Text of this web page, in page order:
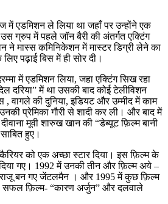
में एडमिशन ले लिया था जहाँ पर उन्होंने एक
ग्रुप में पहले जॉन बैरी की अंतर्गत एक्टिंग
ने मास्स कमिनिकेशन में मास्टर डिग्री लेने का
पढ़ाई बिस में ही सोर दी।
में एडमिशन लिया, जहा एक्टिंग सिख रहा
दरिया” में था उसकी बाद कोई टेलीविशन
, वागले की दुनिया, इडियट और उम्मीद में काम
प्रेमिका गौरी से शादी कर ली। और बाद में
मूवी शारुख खान की “डेब्यूट फ़िल्म बानी
हुए।
को एक अच्छा स्टार दिया। इस फ़िल्म के
गए। 1992 में उनकी तीन और फ़िल्म अये –
बन गए जेंटलमैन । और 1995 में कुछ फ़िल्म
सफल फ़िल्म- “कारण अर्जुन” और दलवाले